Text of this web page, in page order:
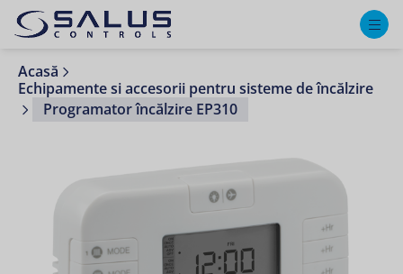
Acasă
Echipamente si accesorii pentru sisteme de încălzire
Programator încălzire EP310